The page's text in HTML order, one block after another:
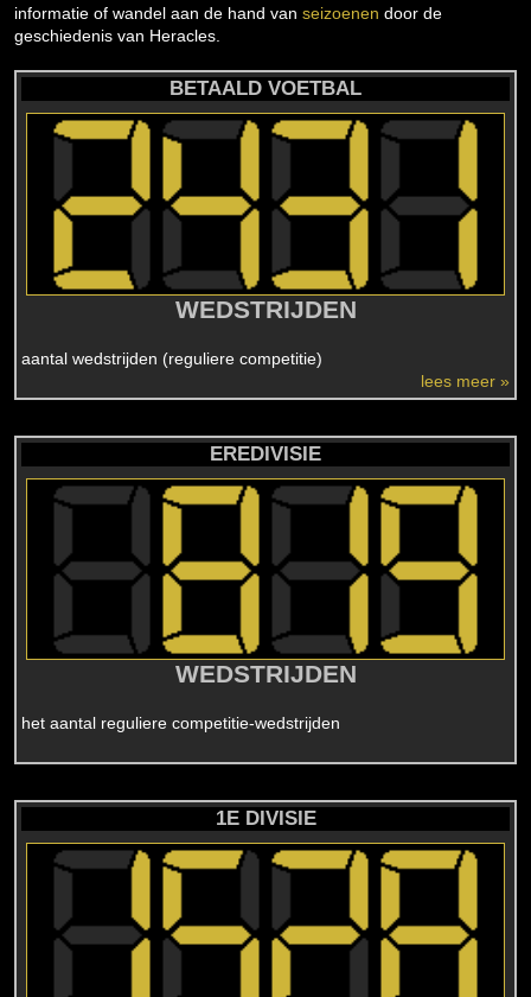
informatie of wandel aan de hand van seizoenen door de
geschiedenis van Heracles.
BETAALD VOETBAL
WEDSTRIJDEN
aantal wedstrijden (reguliere competitie)
lees meer »
EREDIVISIE
WEDSTRIJDEN
het aantal reguliere competitie-wedstrijden
1E DIVISIE